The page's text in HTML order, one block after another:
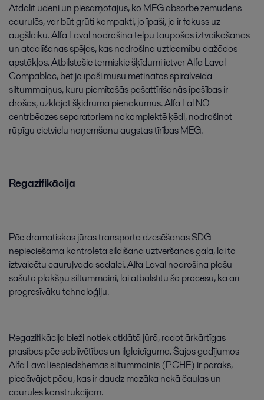
Atdalītūdeniun piesārņotājus,ko MEGabsorbēzemūdens
caurulēs,varbūtgrūtikompakti,joīpaši,ja irfokussuz
augšlaiku.Alfa Lavalnodrošinatelputaupošasiztvaikošanas
unatdalīšanasspējas,kasnodrošina uzticamībudažādos
apstākļos.AtbilstošietermiskiešķīdumiietverAlfa Laval
Compabloc,betjoīpašimūsu metinātosspirālveida
siltummaiņus,kuru piemītošāspašattīrīšanāsīpašībasir
drošas,uzklājotšķidruma pienākumus.Alfa LalNO
centrbēdzesseparatoriemnokomplektēķēdi,nodrošinot
rūpīgucietvielu noņemšanuaugstastīrībasMEG.
Regazifikācija
PēcdramatiskasjūrastransportadzesēšanasSDG
nepieciešama kontrolētasildīšana uztveršanasgalā,laito
iztvaicētucauruļvadasadalei.Alfa Lavalnodrošina plašu
sašūto plākšņusiltummaini,laiatbalstītušo procesu,kāarī
progresīvākutehnoloģiju.
Regazifikācija biežinotiekatklātā jūrā,radotārkārtīgas
prasībaspēcsablīvētībasun ilglaicīguma.Šajosgadījumos
Alfa Lavaliespiedshēmassiltummainis (PCHE) irpārāks,
piedāvājotpēdu,kasirdaudzmazāka nekāčaulasun
cauruleskonstrukcijām.